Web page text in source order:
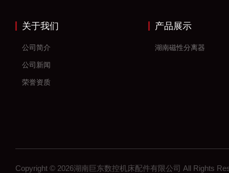
关于我们
公司简介
公司新闻
荣誉资质
产品展示
湖南磁性分离器
Copyright © 2026湖南巨东数控机床配件有限公司 All Rights